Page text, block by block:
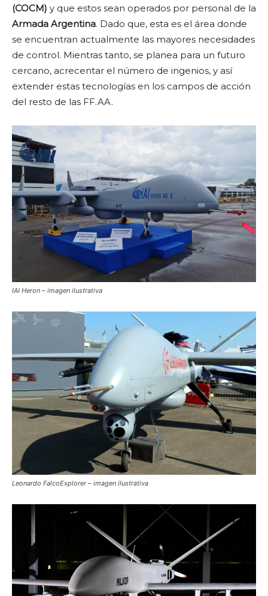
(COCM) y que estos sean operados por personal de la
Armada Argentina. Dado que, esta es el área donde
se encuentran actualmente las mayores necesidades
de control. Mientras tanto, se planea para un futuro
cercano, acrecentar el número de ingenios, y así
extender estas tecnologías en los campos de acción
del resto de las FF.AA.
IAI Heron – imagen ilustrativa
Leonardo FalcoExplorer – imagen ilustrativa